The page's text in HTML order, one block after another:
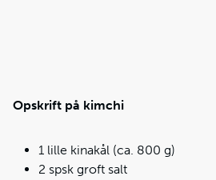
Opskrift på kimchi
1 lille kinakål (ca. 800 g)
2 spsk groft salt